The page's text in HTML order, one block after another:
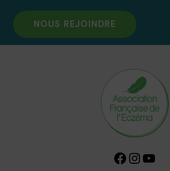
NOUS REJOINDRE
Facebook InstagramYouTube